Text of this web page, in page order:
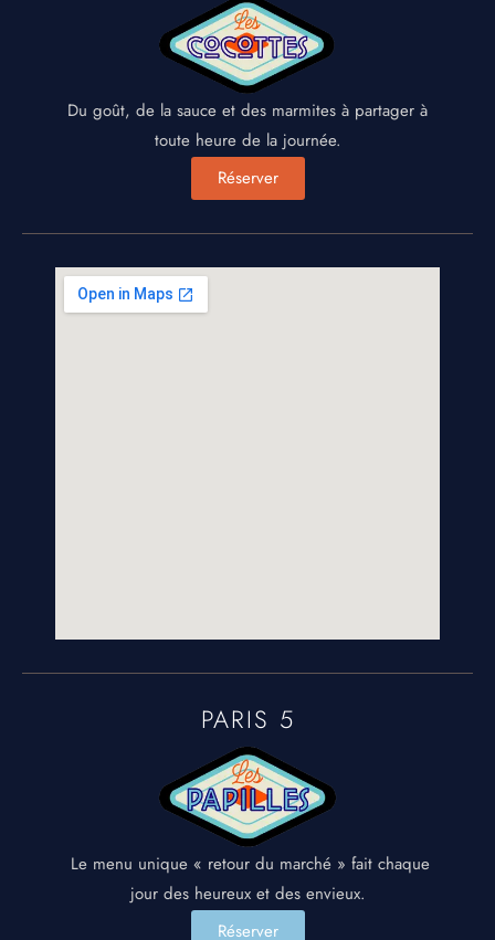
Du goût, de la sauce et des marmites à partager à
toute heure de la journée.
Réserver
PARIS 5
Le menu unique « retour du marché » fait chaque
jour des heureux et des envieux.
Réserver